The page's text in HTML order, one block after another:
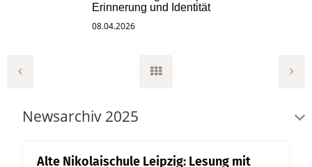
Erinnerung und Identität
08.04.2026
Newsarchiv 2025
Alte Nikolaischule Leipzig: Lesung mit